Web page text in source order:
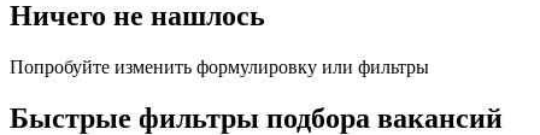
Ничего не нашлось
Попробуйте изменить формулировку или фильтры
Быстрые фильтры подбора вакансий